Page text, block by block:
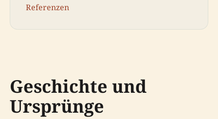
Referenzen
Geschichte und
Ursprünge